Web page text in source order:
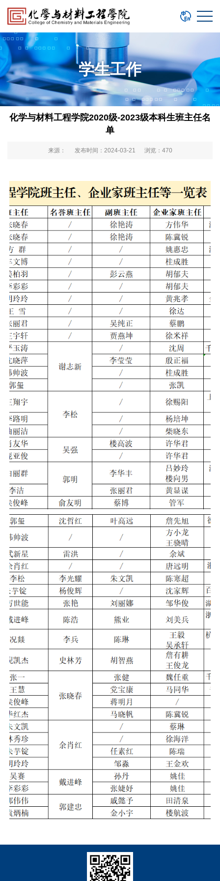
学生工作
化学与材料工程学院2020级-2023级本科生班主任名
单
来源： 发布时间：2024-03-21 浏览： 470